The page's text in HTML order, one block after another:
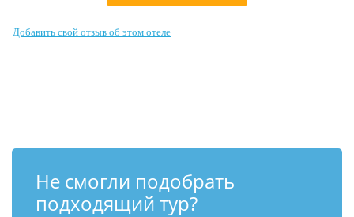
Как купить
Добавить свой отзыв об этом отеле
Не смогли подобрать
подходящий тур?